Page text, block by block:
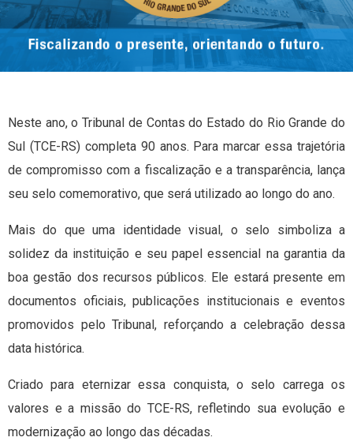
Neste ano, o Tribunal de Contas do Estado do Rio Grande do
Sul (TCE-RS) completa 90 anos. Para marcar essa trajetória
de compromisso com a fiscalização e a transparência, lança
seu selo comemorativo, que será utilizado ao longo do ano.
Mais do que uma identidade visual, o selo simboliza a
solidez da instituição e seu papel essencial na garantia da
boa gestão dos recursos públicos. Ele estará presente em
documentos oficiais, publicações institucionais e eventos
promovidos pelo Tribunal, reforçando a celebração dessa
data histórica.
Criado para eternizar essa conquista, o selo carrega os
valores e a missão do TCE-RS, refletindo sua evolução e
modernização ao longo das décadas.